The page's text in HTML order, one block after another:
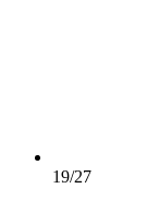
19/27